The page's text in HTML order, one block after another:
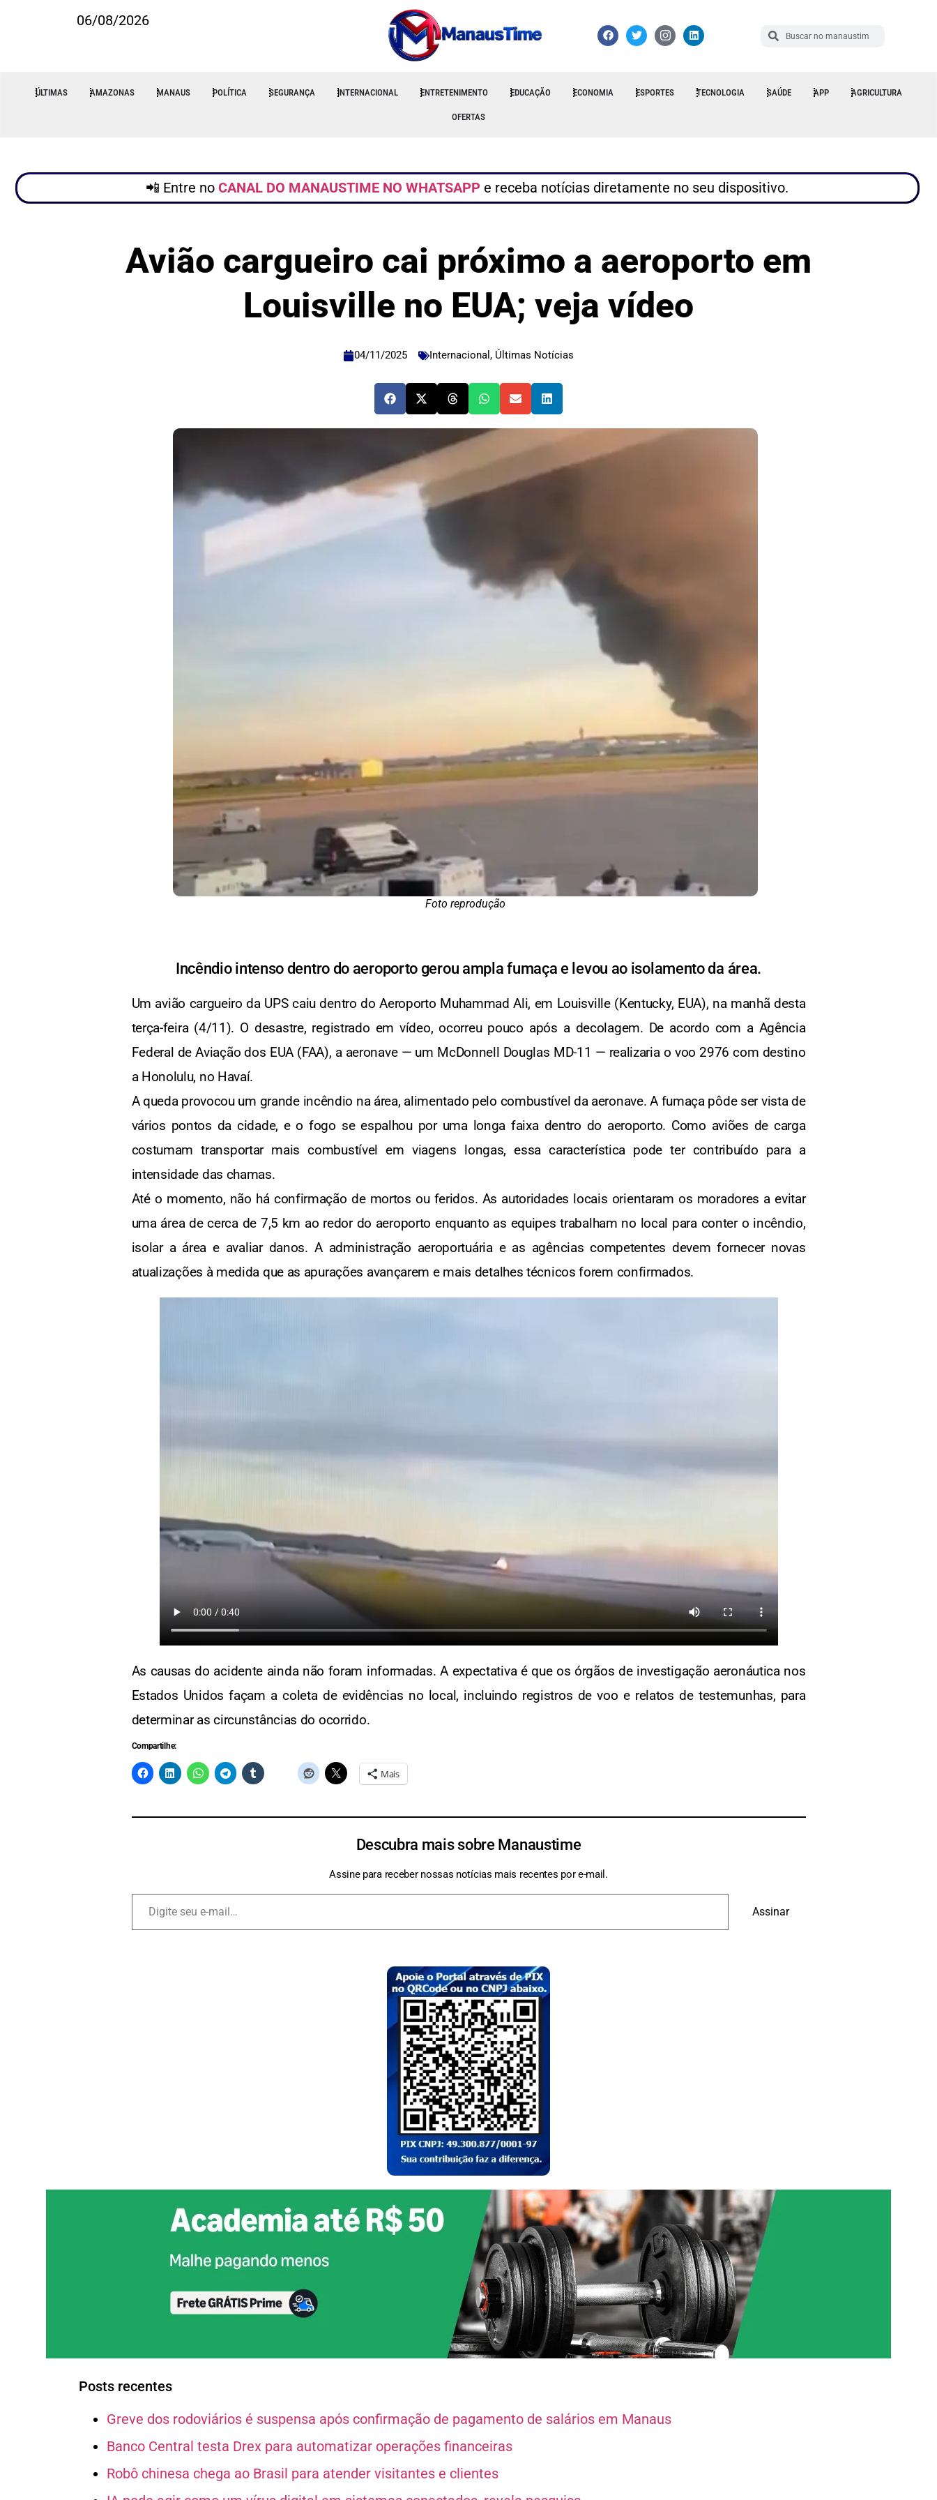
06/08/2026
ÚLTIMAS AMAZONAS MANAUS POLÍTICA SEGURANÇA INTERNACIONAL ENTRETENIMENTO EDUCAÇÃO ECONOMIA ESPORTES TECNOLOGIA SAÚDE APP AGRICULTURA
OFERTAS
📲 Entre no CANAL DO MANAUSTIME NO WHATSAPP e receba notícias diretamente no seu dispositivo.
Avião cargueiro cai próximo a aeroporto em
Louisville no EUA; veja vídeo
04/11/2025 Internacional , Últimas Notícias
Foto reprodução
Incêndio intenso dentro do aeroporto gerou ampla fumaça e levou ao isolamento da área.
Um avião cargueiro da UPS caiu dentro do Aeroporto Muhammad Ali, em Louisville (Kentucky, EUA), na manhã desta
terça-feira (4/11). O desastre, registrado em vídeo, ocorreu pouco após a decolagem. De acordo com a Agência
Federal de Aviação dos EUA (FAA), a aeronave — um McDonnell Douglas MD-11 — realizaria o voo 2976 com destino
a Honolulu, no Havaí.
A queda provocou um grande incêndio na área, alimentado pelo combustível da aeronave. A fumaça pôde ser vista de
vários pontos da cidade, e o fogo se espalhou por uma longa faixa dentro do aeroporto. Como aviões de carga
costumam transportar mais combustível em viagens longas, essa característica pode ter contribuído para a
intensidade das chamas.
Até o momento, não há confirmação de mortos ou feridos. As autoridades locais orientaram os moradores a evitar
uma área de cerca de 7,5 km ao redor do aeroporto enquanto as equipes trabalham no local para conter o incêndio,
isolar a área e avaliar danos. A administração aeroportuária e as agências competentes devem fornecer novas
atualizações à medida que as apurações avançarem e mais detalhes técnicos forem confirmados.
As causas do acidente ainda não foram informadas. A expectativa é que os órgãos de investigação aeronáutica nos
Estados Unidos façam a coleta de evidências no local, incluindo registros de voo e relatos de testemunhas, para
determinar as circunstâncias do ocorrido.
Compartilhe:
Mais
Descubra mais sobre Manaustime
Assine para receber nossas notícias mais recentes por e-mail.
Assinar
Posts recentes
Greve dos rodoviários é suspensa após confirmação de pagamento de salários em Manaus
Banco Central testa Drex para automatizar operações financeiras
Robô chinesa chega ao Brasil para atender visitantes e clientes